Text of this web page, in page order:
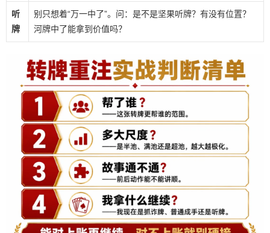
听
牌
别只想着“万一中了”。问：是不是坚果听牌？有没有位置？
河牌中了能拿到价值吗？